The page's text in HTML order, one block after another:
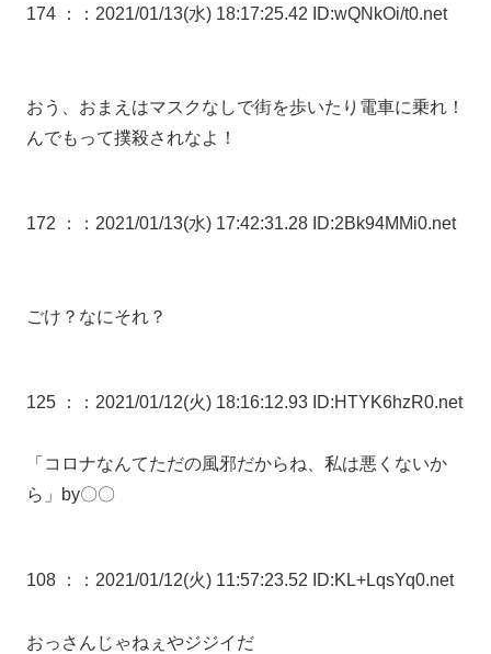
174 ： ：2021/01/13(水) 18:17:25.42 ID:wQNkOi/t0.net
おう、おまえはマスクなしで街を歩いたり電車に乗れ！
んでもって撲殺されなよ！
172 ： ：2021/01/13(水) 17:42:31.28 ID:2Bk94MMi0.net
ごけ？なにそれ？
125 ： ：2021/01/12(火) 18:16:12.93 ID:HTYK6hzR0.net
「コロナなんてただの風邪だからね、私は悪くないか
ら」by〇〇
108 ： ：2021/01/12(火) 11:57:23.52 ID:KL+LqsYq0.net
おっさんじゃねぇやジジイだ